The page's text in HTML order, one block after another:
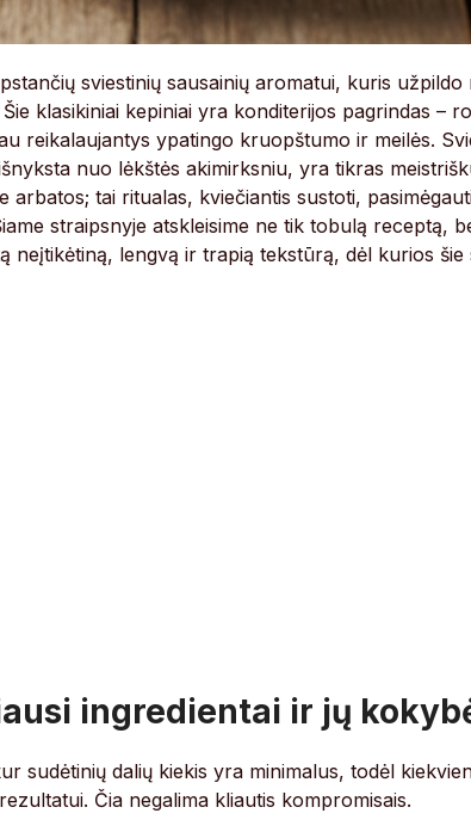
sviestinių sausainių aromatui, kuris užpildo
klasikiniai kepiniai yra konditerijos pagrindas –
reikalaujantys ypatingo kruopštumo ir meilės.
nuo lėkštės akimirksniu, yra tikras
arbatos; tai ritualas, kviečiantis sustoti,
straipsnyje atskleisime ne tik tobulą receptą,
neįtikėtiną, lengvą ir trapią tekstūrą, dėl kurios šie
ingredientai ir jų
sudėtinių dalių kiekis yra minimalus, todėl
Čia negalima kliautis kompromisais.